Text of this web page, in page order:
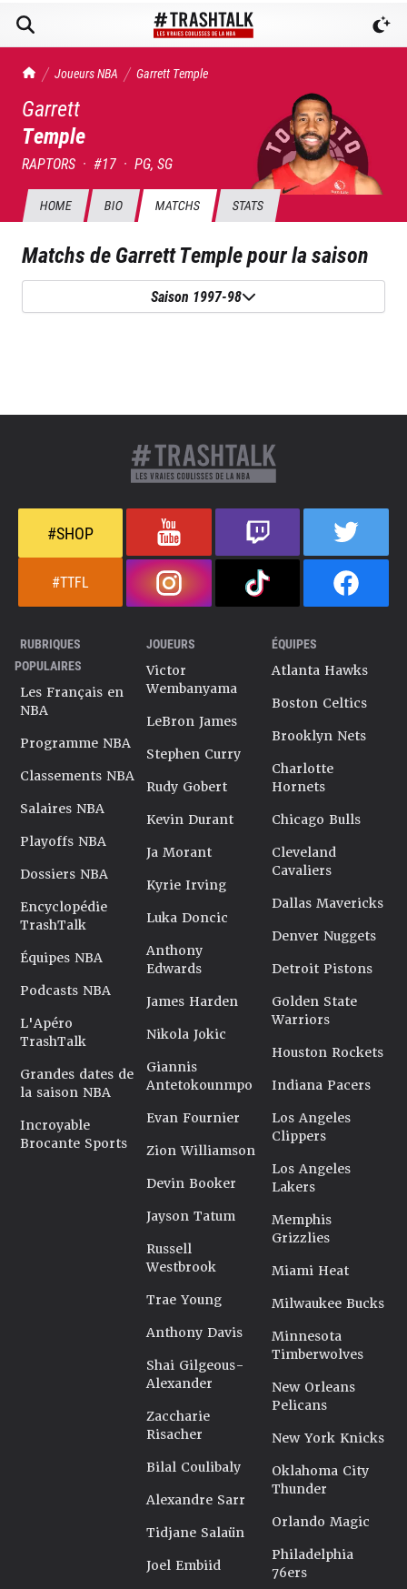
TrashTalk Actu NBA
Joueurs NBA Garrett Temple
Garrett
Temple
RAPTORS · #17 · PG, SG
HOME BIO MATCHS STATS
Matchs deGarrett Templepour la saison
Saison 1997-98
#SHOP
#TTFL
RUBRIQUES
POPULAIRES
Les Français en
NBA
Programme NBA
Classements NBA
Salaires NBA
Playoffs NBA
Dossiers NBA
Encyclopédie
TrashTalk
Équipes NBA
Podcasts NBA
L'Apéro
TrashTalk
Grandes dates de
la saison NBA
Incroyable
Brocante Sports
JOUEURS
Victor
Wembanyama
LeBron James
Stephen Curry
Rudy Gobert
Kevin Durant
Ja Morant
Kyrie Irving
Luka Doncic
Anthony
Edwards
James Harden
Nikola Jokic
Giannis
Antetokounmpo
Evan Fournier
Zion Williamson
Devin Booker
Jayson Tatum
Russell
Westbrook
Trae Young
Anthony Davis
Shai Gilgeous-
Alexander
Zaccharie
Risacher
Bilal Coulibaly
Alexandre Sarr
Tidjane Salaün
Joel Embiid
ÉQUIPES
Atlanta Hawks
Boston Celtics
Brooklyn Nets
Charlotte
Hornets
Chicago Bulls
Cleveland
Cavaliers
Dallas Mavericks
Denver Nuggets
Detroit Pistons
Golden State
Warriors
Houston Rockets
Indiana Pacers
Los Angeles
Clippers
Los Angeles
Lakers
Memphis
Grizzlies
Miami Heat
Milwaukee Bucks
Minnesota
Timberwolves
New Orleans
Pelicans
New York Knicks
Oklahoma City
Thunder
Orlando Magic
Philadelphia
76ers